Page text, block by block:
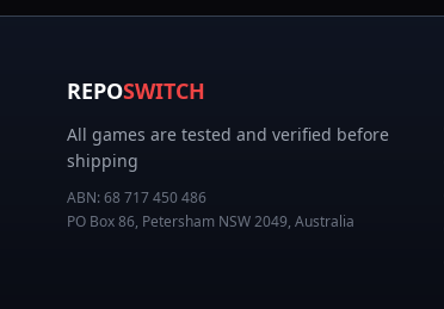
REPOSWITCH
All games are tested and verified before
shipping
ABN:68 717 450 486
PO Box 86, Petersham NSW 2049, Australia